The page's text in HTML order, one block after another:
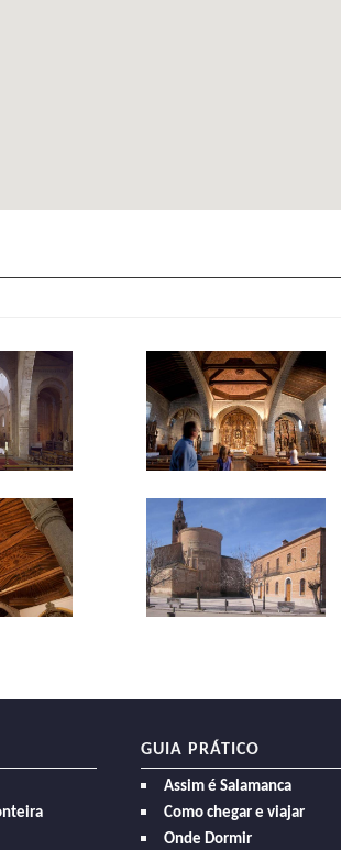
GUIA PRÁTICO
Assim é Salamanca
Como chegar e viajar
Onde Dormir